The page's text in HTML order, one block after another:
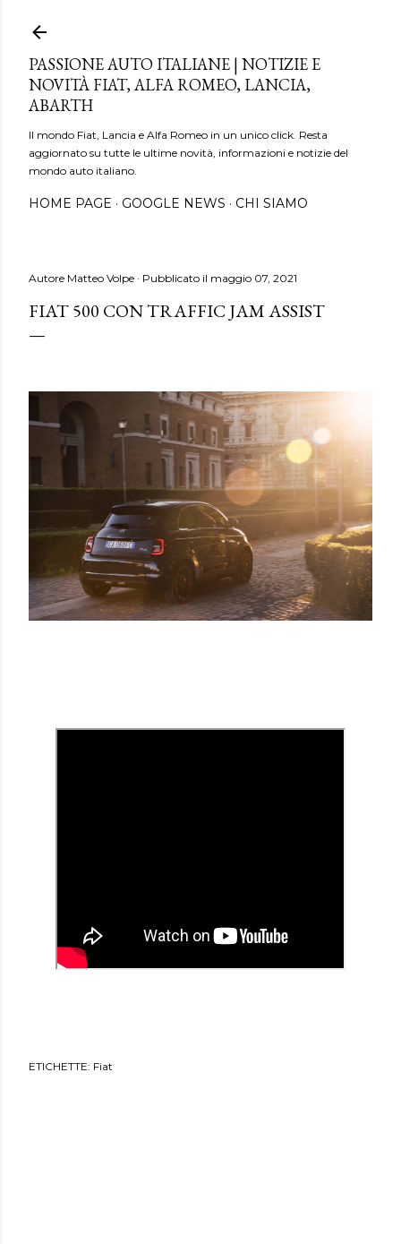
PASSIONE AUTO ITALIANE | NOTIZIE E
NOVITÀ FIAT, ALFA ROMEO, LANCIA,
ABARTH
Il mondo Fiat, Lancia e Alfa Romeo in un unico click. Resta
aggiornato su tutte le ultime novità, informazioni e notizie del
mondo auto italiano.
HOME PAGE GOOGLE NEWS CHI SIAMO
Autore Matteo Volpe Pubblicato il maggio 07, 2021
FIAT 500 CON TRAFFIC JAM ASSIST
ETICHETTE: Fiat